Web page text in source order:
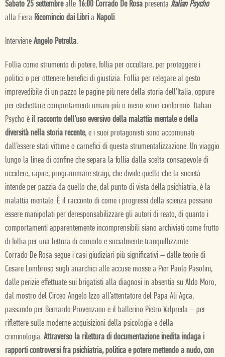
Sabato 25 settembrealle 16:00 Corrado De Rosa presenta Italian Psycho
alla Fiera Ricomincio dai Libri a Napoli.
Interviene Angelo Petrella.
Follia come strumento di potere, follia per occultare, per proteggere i
politici o per ottenere benefici di giustizia. Follia per relegare al gesto
imprevedibile di un pazzo le pagine più nere della storia dell’Italia, oppure
per etichettare comportamenti umani più o meno «non conformi». Italian
Psycho è il racconto dell’uso eversivo della malattia mentale e della
diversità nella storia recente, e i suoi protagonisti sono accomunati
dall’essere stati vittime o carnefici di questa strumentalizzazione. Un viaggio
lungo la linea di confine che separa la follia dalla scelta consapevole di
uccidere, rapire, programmare stragi, che divide quello che la società
intende per pazzia da quello che, dal punto di vista della psichiatria, è la
malattia mentale. È il racconto di come i progressi della scienza possano
essere manipolati per deresponsabilizzare gli autori di reato, di quanto i
comportamenti apparentemente incomprensibili siano archiviati come frutto
di follia per una lettura di comodo e socialmente tranquillizzante.
Corrado De Rosa segue i casi giudiziari più significativi – dalle teorie di
Cesare Lombroso sugli anarchici alle accuse mosse a Pier Paolo Pasolini,
dalle perizie effettuate sui brigatisti alla diagnosi in absentia su Aldo Moro,
dal mostro del Circeo Angelo Izzo all’attentatore del Papa Ali Agca,
passando per Bernardo Provenzano e il ballerino Pietro Valpreda – per
riflettere sulle moderne acquisizioni della psicologia e della
criminologia. Attraverso la rilettura di documentazione inedita indaga i
rapporti controversi fra psichiatria, politica e potere mettendo a nudo, con